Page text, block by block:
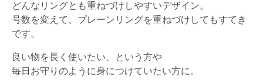
どんなリングとも重ねづけしやすいデザイン。
号数を変えて、プレーンリングを重ねづけしてもすてき
です。
良い物を長く使いたい、という方や
毎日お守りのように身につけていたい方に。